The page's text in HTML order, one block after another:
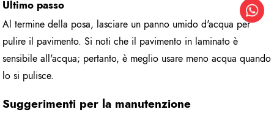
Ultimo passo
Al termine della posa, lasciare un panno umido d'acqua per
pulire il pavimento. Si noti che il pavimento in laminato è
sensibile all'acqua; pertanto, è meglio usare meno acqua quando
lo si pulisce.
Suggerimenti per la manutenzione